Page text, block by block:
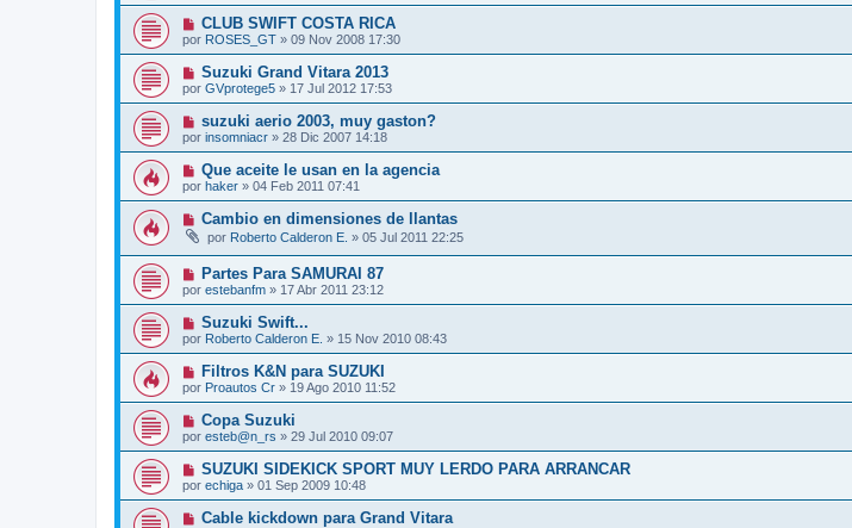
CLUB SWIFT COSTA RICA
por ROSES_GT » 09 Nov 2008 17:30
Suzuki Grand Vitara 2013
por GVprotege5 » 17 Jul 2012 17:53
suzuki aerio 2003, muy gaston?
por insomniacr » 28 Dic 2007 14:18
Que aceite le usan en la agencia
por haker » 04 Feb 2011 07:41
Cambio en dimensiones de llantas
por Roberto Calderon E. » 05 Jul 2011 22:25
Partes Para SAMURAI 87
por estebanfm » 17 Abr 2011 23:12
Suzuki Swift...
por Roberto Calderon E. » 15 Nov 2010 08:43
Filtros K&N para SUZUKI
por Proautos Cr » 19 Ago 2010 11:52
Copa Suzuki
por esteb@n_rs » 29 Jul 2010 09:07
SUZUKI SIDEKICK SPORT MUY LERDO PARA ARRANCAR
por echiga » 01 Sep 2009 10:48
Cable kickdown para Grand Vitara